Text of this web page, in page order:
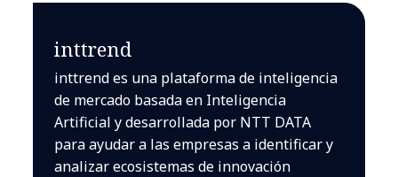
inttrend
inttrend es una plataforma de inteligencia
de mercado basada en Inteligencia
Artificial y desarrollada por NTT DATA
para ayudar a las empresas a identificar y
analizar ecosistemas de innovación